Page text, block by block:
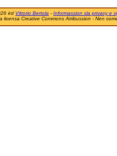
ëd Vittorio Bertola - Informassion sla privacy e
licensa Creative Commons Atribussion - Nen